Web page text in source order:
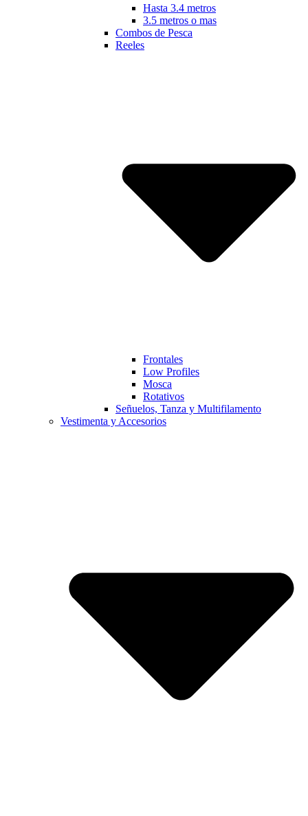
Hasta 3.4 metros
3.5 metros o mas
Combos de Pesca
Reeles
Frontales
Low Profiles
Mosca
Rotativos
Señuelos, Tanza y Multifilamento
Vestimenta y Accesorios